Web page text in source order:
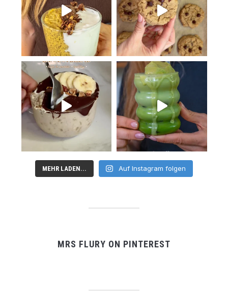
MEHR LADEN... Auf Instagram folgen
MRS FLURY ON PINTEREST